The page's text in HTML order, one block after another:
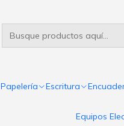
Papelería Escritura
Equipos